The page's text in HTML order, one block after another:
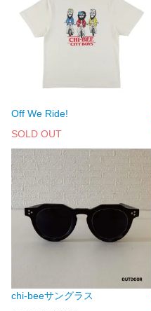
Off We Ride!
SOLD OUT
chi-beeサングラス